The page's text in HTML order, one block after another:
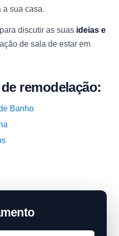
a sua casa.
discutir as suas ideias e
de sala de estar em
remodelação:
Banho